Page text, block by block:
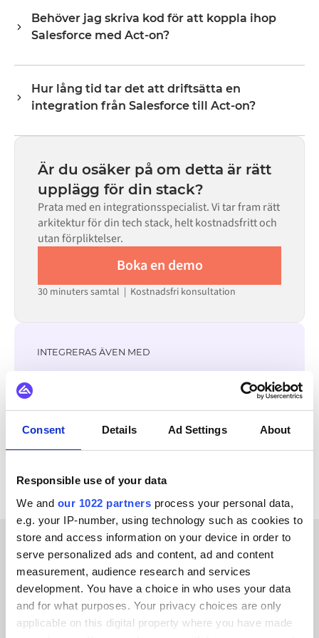
Consent Details Ad Settings About
Responsible use of your data
We and our 1022 partners process your personal data,
e.g. your IP-number, using technology such as cookies to
store and access information on your device in order to
serve personalized ads and content, ad and content
measurement, audience research and services
development. You have a choice in who uses your data
and for what purposes. Your privacy choices are only
applicable on this digital property where you have made
inkluderar poster som ordrar, produkter, kunder,
lagernivåer, priser och statusuppdateringar. Alumios
data anländer i det format som varje system förväntar
Behöver jag skriva kod för att koppla ihop
Salesforce med Act-on?
Marketplace konfigurerar du integrationen via ett visuellt
gränssnitt utan att skriva egen kod, inklusive
kod finns tillgänglig i de fall där konfigurationen inte
Hur lång tid tar det att driftsätta en
integration från Salesforce till Act-on?
beroende på komplexiteten i datamappningen, antalet
flöden som krävs och din interna granskningsprocess.
För många system finns färdiga kopplingar tillgängliga i
Alumio Marketplace, vilket avsevärt minskar
installationstiden.
Är du osäker på om detta är rätt
upplägg för din stack?
Prata med en integrationsspecialist. Vi tar fram rätt
arkitektur för din tech stack, helt kostnadsfritt och
utan förpliktelser.
Boka en demo
30 minuters samtal | Kostnadsfri konsultation
INTEGRERAS ÄVEN MED
OpenAI
Garp
Optimizely Fortnox Specter
KUNDBERÄTTELSER
See what sets us apart in the
eyes of our customers